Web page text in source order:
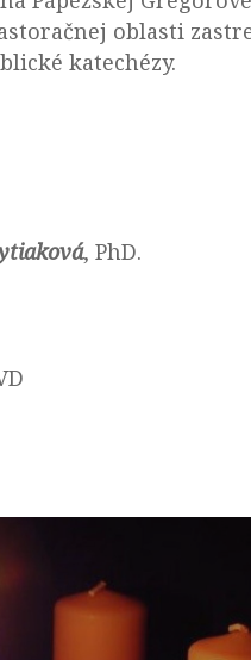
oblasti
katechézy.
, PhD.